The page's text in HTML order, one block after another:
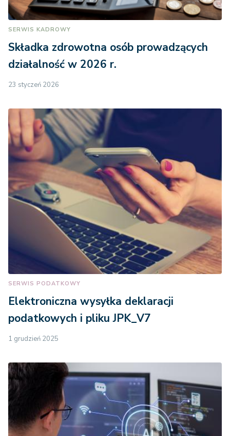
SERWIS KADROWY
Składka zdrowotna osób prowadzących
działalność w 2026 r.
23 styczeń 2026
SERWIS PODATKOWY
Elektroniczna wysyłka deklaracji
podatkowych i pliku JPK_V7
1 grudzień 2025